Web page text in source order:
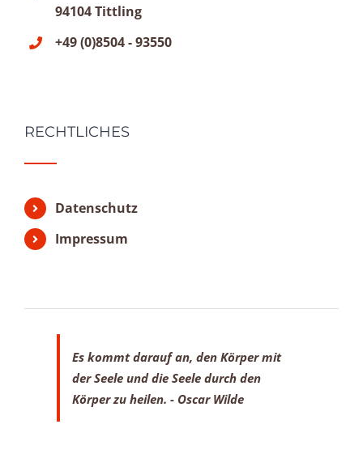
94104 Tittling
+49 (0)8504 - 93550
RECHTLICHES
Datenschutz
Impressum
Es kommt darauf an, den Körper mit
der Seele und die Seele durch den
Körper zu heilen. - Oscar Wilde